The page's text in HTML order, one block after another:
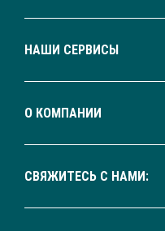
НАШИ СЕРВИСЫ
О КОМПАНИИ
СВЯЖИТЕСЬ С НАМИ: